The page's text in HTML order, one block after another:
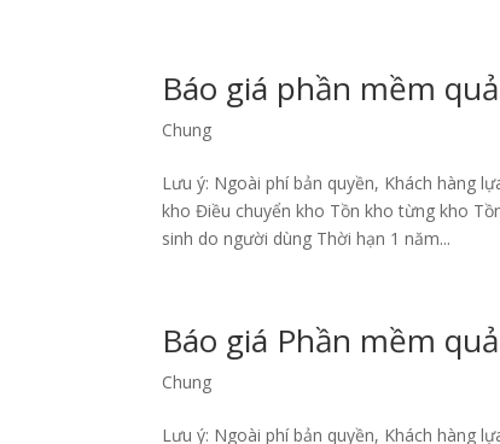
Báo giá phần mềm
Chung
Lưu ý: Ngoài phí bản quyền, Khách hàng
kho Điều chuyển kho Tồn kho từng kho
sinh do người dùng Thời hạn 1 năm...
Báo giá Phần mềm
Chung
Lưu ý: Ngoài phí bản quyền, Khách hàng